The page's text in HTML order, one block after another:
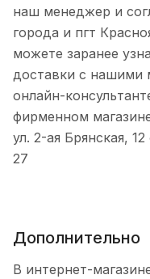
наш менеджер и
города и пгт
можете заранее
доставки с нашими
онлайн-
фирменном
ул. 2-ая Брянская,
27
Дополнительно
В интернет-